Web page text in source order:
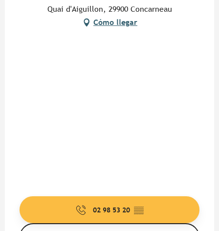
Quai d'Aiguillon, 29900 Concarneau
Cómo llegar
02 98 53 20 ▒▒